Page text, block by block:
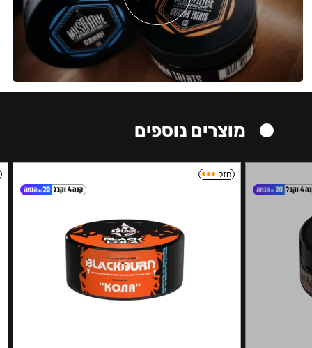
מוצרים נוספים
חזק